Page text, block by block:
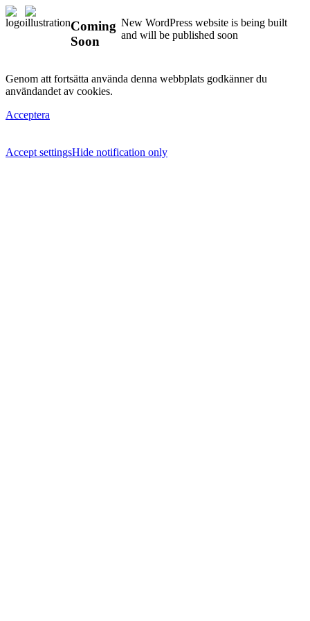
Coming
Soon
New WordPress website is being built
and will be published soon
Genom att fortsätta använda denna webbplats godkänner du
användandet av cookies.
Acceptera
Accept settingsHide notification only